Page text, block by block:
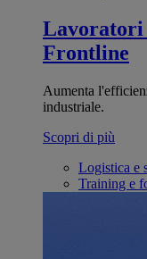
Lavoratori
Frontline
Aumenta
industriale.
Scopri di più
Logistica e
Training e